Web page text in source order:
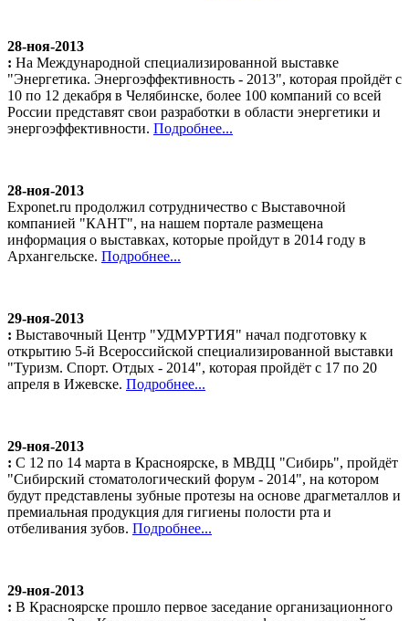
28-ноя-2013
: На Международной специализированной выставке
"Энергетика. Энергоэффективность - 2013", которая пройдёт с
10 по 12 декабря в Челябинске, более 100 компаний со всей
России представят свои разработки в области энергетики и
энергоэффективности. Подробнее...
28-ноя-2013
Exponet.ru продолжил сотрудничество с Выставочной
компанией "КАНТ", на нашем портале размещена
информация о выставках, которые пройдут в 2014 году в
Архангельске. Подробнее...
29-ноя-2013
: Выставочный Центр "УДМУРТИЯ" начал подготовку к
открытию 5-й Всероссийской специализированной выставки
"Туризм. Спорт. Отдых - 2014", которая пройдёт с 17 по 20
апреля в Ижевске. Подробнее...
29-ноя-2013
: С 12 по 14 марта в Красноярске, в МВДЦ "Сибирь", пройдёт
"Сибирский стоматологический форум - 2014", на котором
будут представлены зубные протезы на основе драгметаллов и
премиальная продукция для гигиены полости рта и
отбеливания зубов. Подробнее...
29-ноя-2013
: В Красноярске прошло первое заседание организационного